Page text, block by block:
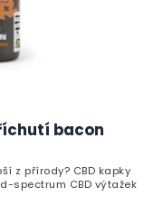
bacon
z přírody? CBD kapky
spectrum CBD výtažek